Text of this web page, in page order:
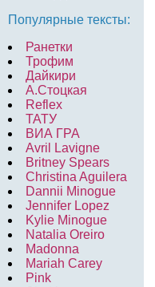
Популярные тексты:
Ранетки
Трофим
Дайкири
А.Стоцкая
Reflex
ТАТУ
ВИА ГРА
Avril Lavigne
Britney Spears
Christina Aguilera
Dannii Minogue
Jennifer Lopez
Kylie Minogue
Natalia Oreiro
Madonna
Mariah Carey
Pink